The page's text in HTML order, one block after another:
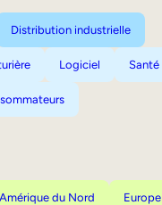
Distribution industrielle
Logiciel Santé
Amérique du Nord Europe